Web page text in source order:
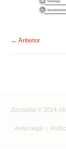
← Anterior
Zincapital © 2014-
Aviso legal